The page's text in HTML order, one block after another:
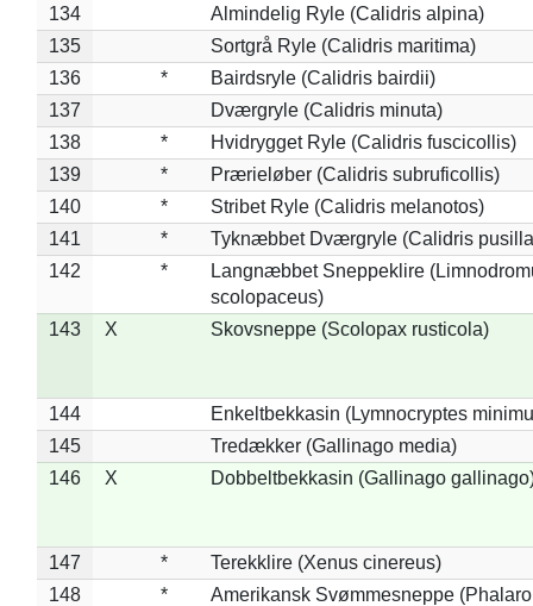
134
Almindelig Ryle (Calidris alpina)
135
Sortgrå Ryle (Calidris maritima)
136
*
Bairdsryle (Calidris bairdii)
137
Dværgryle (Calidris minuta)
138
*
Hvidrygget Ryle (Calidris fuscicollis)
139
*
Prærieløber (Calidris subruficollis)
140
*
Stribet Ryle (Calidris melanotos)
141
*
Tyknæbbet Dværgryle (Calidris
142
*
Langnæbbet Sneppeklire
scolopaceus)
143
X Skovsneppe (Scolopax rusticola)
144
Enkeltbekkasin (Lymnocryptes
145
Tredækker (Gallinago media)
146
X Dobbeltbekkasin (Gallinago
147 *
Terekklire (Xenus cinereus)
148
* Amerikansk Svømmesneppe